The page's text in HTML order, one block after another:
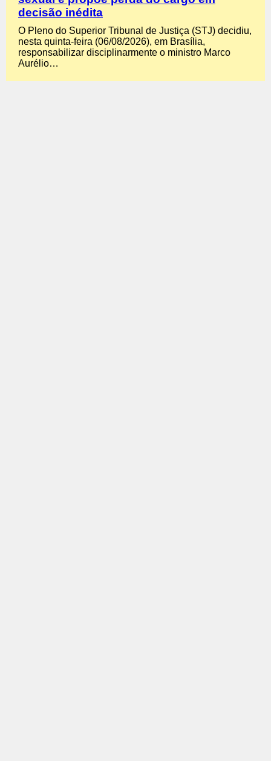
decisão inédita
O Pleno do Superior Tribunal de Justiça (STJ) decidiu,
nesta quinta-feira (06/08/2026), em Brasília,
responsabilizar disciplinarmente o ministro Marco
Aurélio…